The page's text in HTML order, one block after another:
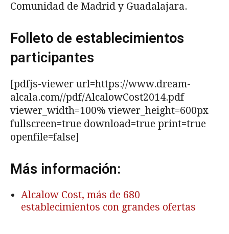
Comunidad de Madrid y Guadalajara.
Folleto de establecimientos
participantes
[pdfjs-viewer url=https://www.dream-
alcala.com//pdf/AlcalowCost2014.pdf
viewer_width=100% viewer_height=600px
fullscreen=true download=true print=true
openfile=false]
Más información:
Alcalow Cost, más de 680
establecimientos con grandes ofertas